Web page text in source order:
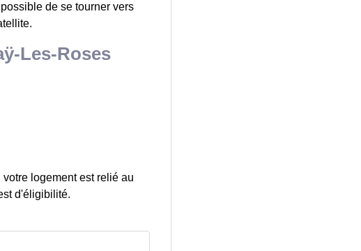
de se tourner vers
Les-Roses
logement est relié au
d'éligibilité.